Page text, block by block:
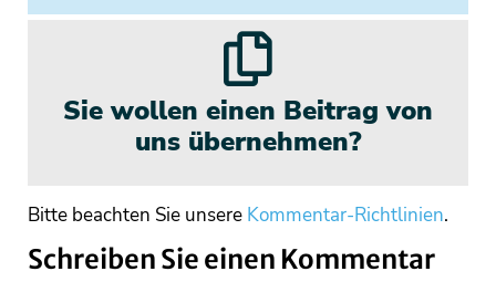
Sie wollen einen Beitrag von
uns übernehmen?
Bitte beachten Sie unsere Kommentar-Richtlinien.
Schreiben Sie einen Kommentar